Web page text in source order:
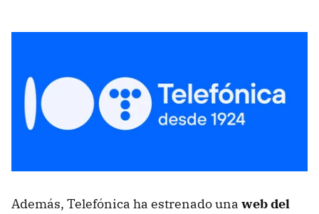
Además, Telefónica ha estrenado una web del